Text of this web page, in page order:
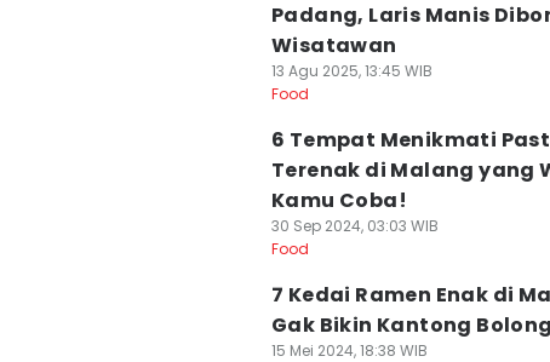
Padang, Laris Manis
Wisatawan
13 Agu 2025, 13:45 WIB
Food
6 Tempat Menikmati
Terenak di Malang yang
Kamu Coba!
30 Sep 2024, 03:03 WIB
Food
7 Kedai Ramen Enak di
Gak Bikin Kantong Bolong
15 Mei 2024, 18:38 WIB